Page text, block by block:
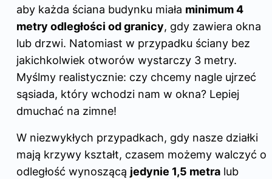
aby każda ściana budynku miała minimum 4
metry odległości od granicy, gdy zawiera okna
lub drzwi. Natomiast w przypadku ściany bez
jakichkolwiek otworów wystarczy 3 metry.
Myślmy realistycznie: czy chcemy nagle ujrzeć
sąsiada, który wchodzi nam w okna? Lepiej
dmuchać na zimne!
W niezwykłych przypadkach, gdy nasze działki
mają krzywy kształt, czasem możemy walczyć o
odległość wynoszącą jedynie 1,5 metra lub